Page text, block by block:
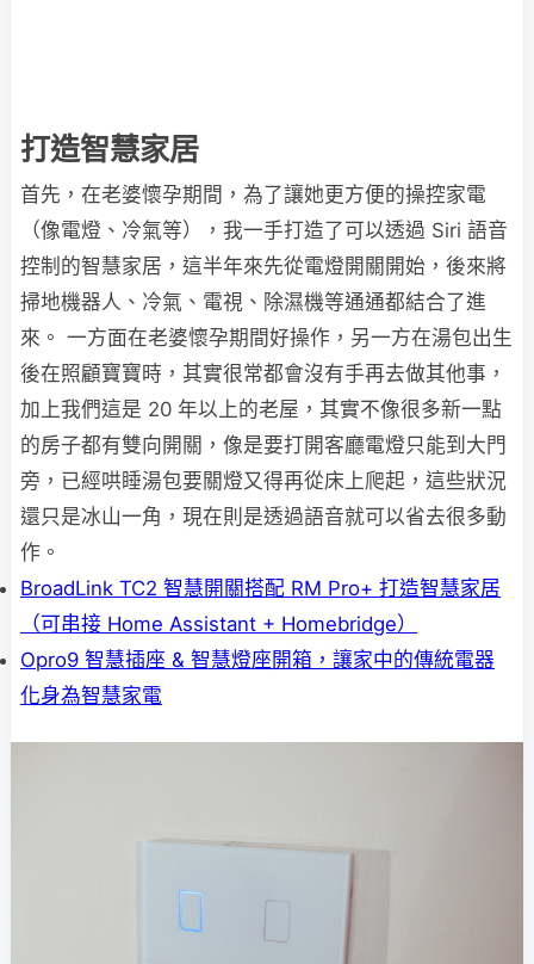
打造智慧家居
首先，在老婆懷孕期間，為了讓她更方便的操控家電
（像電燈、冷氣等），我一手打造了可以透過 Siri 語音
控制的智慧家居，這半年來先從電燈開關開始，後來將
掃地機器人、冷氣、電視、除濕機等通通都結合了進
來。 一方面在老婆懷孕期間好操作，另一方在湯包出生
後在照顧寶寶時，其實很常都會沒有手再去做其他事，
加上我們這是 20 年以上的老屋，其實不像很多新一點
的房子都有雙向開關，像是要打開客廳電燈只能到大門
旁，已經哄睡湯包要關燈又得再從床上爬起，這些狀況
還只是冰山一角，現在則是透過語音就可以省去很多動
作。
BroadLink TC2 智慧開關搭配 RM Pro+ 打造智慧家居
（可串接 Home Assistant + Homebridge）
Opro9 智慧插座 & 智慧燈座開箱，讓家中的傳統電器
化身為智慧家電